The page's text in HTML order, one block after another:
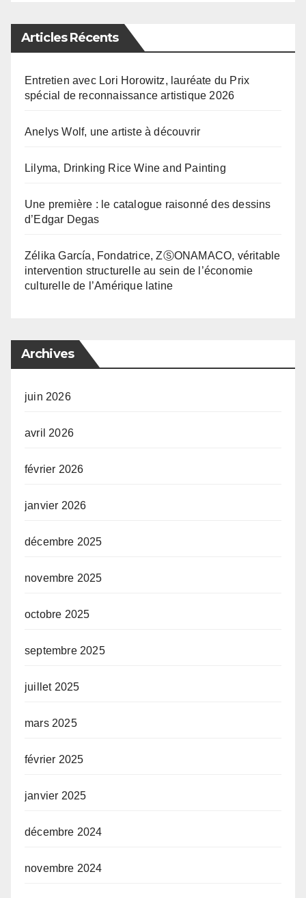
Articles Récents
Entretien avec Lori Horowitz, lauréate du Prix
spécial de reconnaissance artistique 2026
Anelys Wolf, une artiste à découvrir
Lilyma, Drinking Rice Wine and Painting
Une première : le catalogue raisonné des dessins
d’Edgar Degas
Zélika García, Fondatrice, ZⓈONAMACO, véritable
intervention structurelle au sein de l’économie
culturelle de l’Amérique latine
Archives
juin 2026
avril 2026
février 2026
janvier 2026
décembre 2025
novembre 2025
octobre 2025
septembre 2025
juillet 2025
mars 2025
février 2025
janvier 2025
décembre 2024
novembre 2024